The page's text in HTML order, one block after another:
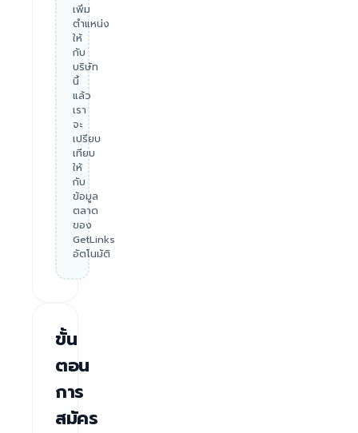
เพิ่ม
ตำแหน่ง
ให้
กับ
บริษัท
นี้
แล้ว
เรา
จะ
เปรียบ
เทียบ
ให้
กับ
ข้อมูล
ตลาด
ของ
GetLinks
อัตโนมัติ
ขั้น
ตอน
การ
สมัคร